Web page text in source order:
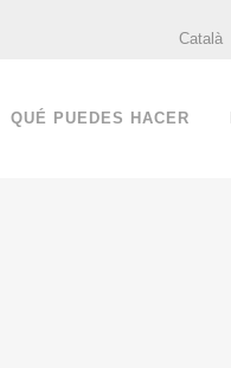
Català
QUÉ PUEDES HACER